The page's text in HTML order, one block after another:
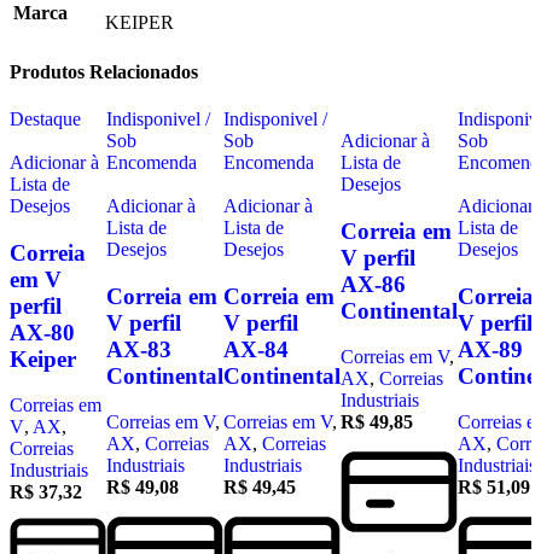
Marca KEIPER
Produtos Relacionados
Destaque
Adicionar à
Lista de
Desejos
Correia
em V
perfil
AX-80
Keiper
Correias em
V, AX,
Correias
Industriais
R$ 37,32
Indisponivel /
Sob
Encomenda
Adicionar à
Lista de
Desejos
Correia em
V perfil
AX-83
Continental
Correias em V,
AX, Correias
Industriais
R$ 49,08
Indisponivel /
Sob
Encomenda
Adicionar à
Lista de
Desejos
Correia em
V perfil
AX-84
Continental
Correias em V,
AX, Correias
Industriais
R$ 49,45
Adicionar à
Lista de
Desejos
Correia em
V perfil
AX-86
Continental
Correias em V,
AX, Correias
Industriais
R$ 49,85
Sob
Adicionar
Lista de
Desejos
Correia
V perfil
AX-89
Correias
AX,
Industriais
R$ 51,09